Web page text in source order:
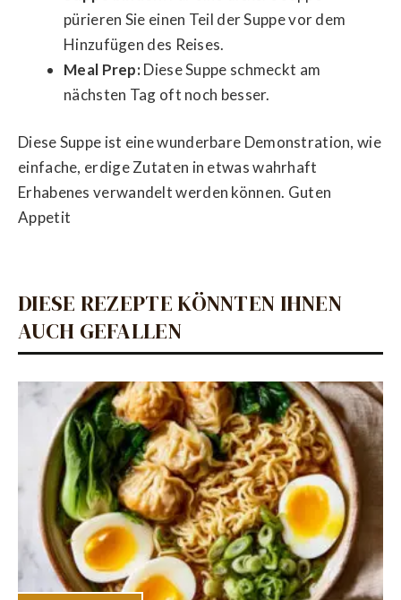
pürieren Sie einen Teil der Suppe vor dem
Hinzufügen des Reises.
Meal Prep:Diese Suppe schmeckt am
nächsten Tag oft noch besser.
Diese Suppe ist eine wunderbare Demonstration, wie
einfache, erdige Zutaten in etwas wahrhaft
Erhabenes verwandelt werden können. Guten
Appetit
DIESE REZEPTE KÖNNTEN IHNEN
AUCH GEFALLEN